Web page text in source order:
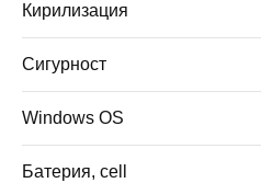
Кирилизация
Сигурност
Windows OS
Батерия, cell